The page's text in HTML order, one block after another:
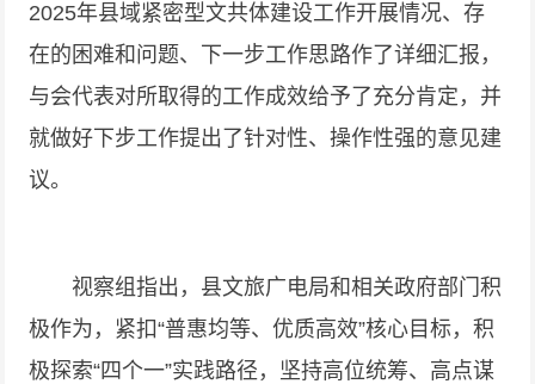
2025年县域紧密型文共体建设工作开展情况、存
在的困难和问题、下一步工作思路作了详细汇报，
与会代表对所取得的工作成效给予了充分肯定，并
就做好下步工作提出了针对性、操作性强的意见建
议。
视察组指出，县文旅广电局和相关政府部门积
极作为，紧扣“普惠均等、优质高效”核心目标，积
极探索“四个一”实践路径，坚持高位统筹、高点谋